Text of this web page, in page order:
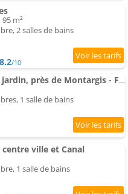
m²
2 salles de bains
8.2/10
Gîte paisible avec jardin, près de Montargis - FR-1-590-579
1 salle de bains
ville et Canal
1 salle de bains